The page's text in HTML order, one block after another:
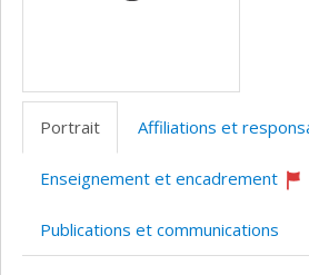
Portrait Affiliations et
Enseignement et encadrement
Publications et communications